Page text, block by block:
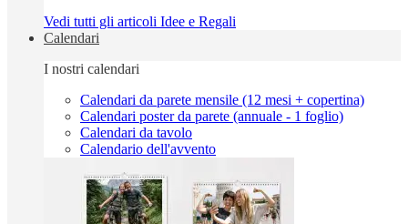
Vedi tutti gli articoli Idee e Regali
Calendari
I nostri calendari
Calendari da parete mensile (12 mesi + copertina)
Calendari poster da parete (annuale - 1 foglio)
Calendari da tavolo
Calendario dell'avvento